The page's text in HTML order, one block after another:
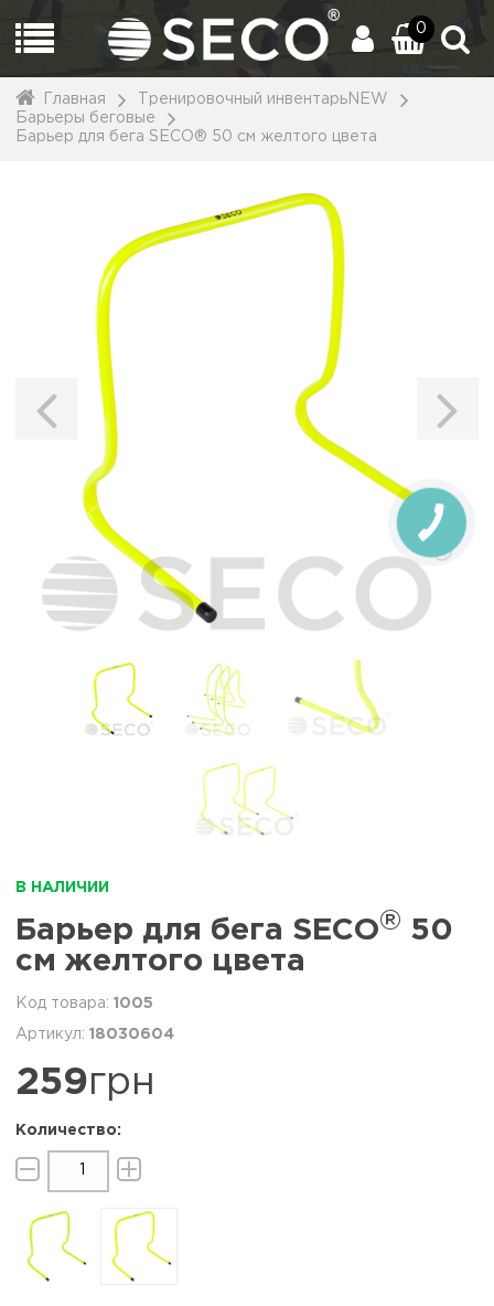
0
Главная
Тренировочный инвентарьNEW
Барьеры беговые
Барьер для бега SECO® 50 см желтого цвета
В НАЛИЧИИ
Барьер для бега SECO® 50
см желтого цвета
1005
18030604
259грн